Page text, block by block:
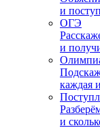
и
ОГЭ
и
каждая
и